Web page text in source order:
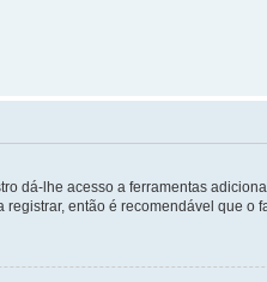
dá-lhe acesso a ferramentas
então é recomendável que o